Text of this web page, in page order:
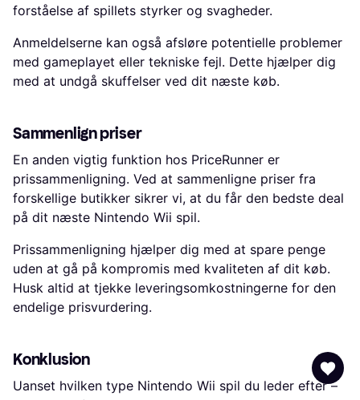
forståelse af spillets styrker og svagheder.
Anmeldelserne kan også afsløre potentielle problemer
med gameplayet eller tekniske fejl. Dette hjælper dig
med at undgå skuffelser ved dit næste køb.
Sammenlign priser
En anden vigtig funktion hos PriceRunner er
prissammenligning. Ved at sammenligne priser fra
forskellige butikker sikrer vi, at du får den bedste deal
på dit næste Nintendo Wii spil.
Prissammenligning hjælper dig med at spare penge
uden at gå på kompromis med kvaliteten af dit køb.
Husk altid at tjekke leveringsomkostningerne for den
endelige prisvurdering.
Konklusion
Uanset hvilken type Nintendo Wii spil du leder efter –